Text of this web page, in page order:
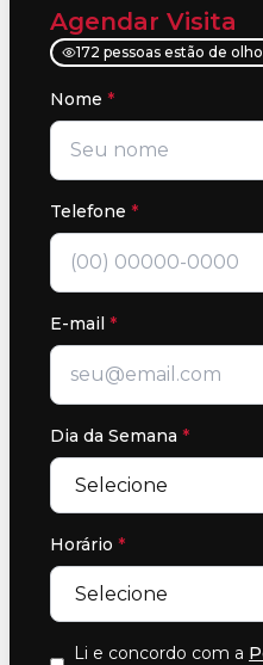
Agendar Visita
172 pessoas estão de
Nome *
Telefone *
E-mail *
Dia da Semana *
Horário *
Li e concordo com a